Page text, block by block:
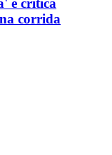
e critica
corrida